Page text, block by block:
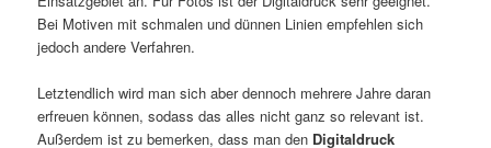
Bei Motiven mit schmalen und dünnen Linien empfehlen sich
jedoch andere Verfahren.
Letztendlich wird man sich aber dennoch mehrere Jahre daran
erfreuen können, sodass das alles nicht ganz so relevant ist.
Außerdem ist zu bemerken, dass man den Digitaldruck